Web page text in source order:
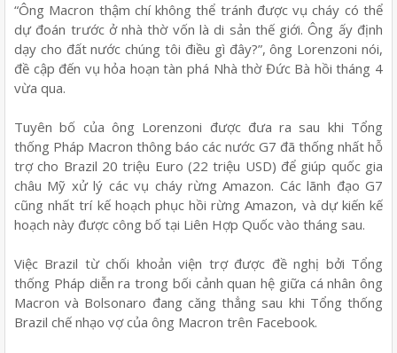
“Ông Macron thậm chí không thể tránh được vụ cháy có thể
dự đoán trước ở nhà thờ vốn là di sản thế giới. Ông ấy định
dạy cho đất nước chúng tôi điều gì đây?”, ông Lorenzoni nói,
đề cập đến vụ hỏa hoạn tàn phá Nhà thờ Đức Bà hồi tháng 4
vừa qua.
Tuyên bố của ông Lorenzoni được đưa ra sau khi Tổng
thống Pháp Macron thông báo các nước G7 đã thống nhất hỗ
trợ cho Brazil 20 triệu Euro (22 triệu USD) để giúp quốc gia
châu Mỹ xử lý các vụ cháy rừng Amazon. Các lãnh đạo G7
cũng nhất trí kế hoạch phục hồi rừng Amazon, và dự kiến kế
hoạch này được công bố tại Liên Hợp Quốc vào tháng sau.
Việc Brazil từ chối khoản viện trợ được đề nghị bởi Tổng
thống Pháp diễn ra trong bối cảnh quan hệ giữa cá nhân ông
Macron và Bolsonaro đang căng thẳng sau khi Tổng thống
Brazil chế nhạo vợ của ông Macron trên Facebook.